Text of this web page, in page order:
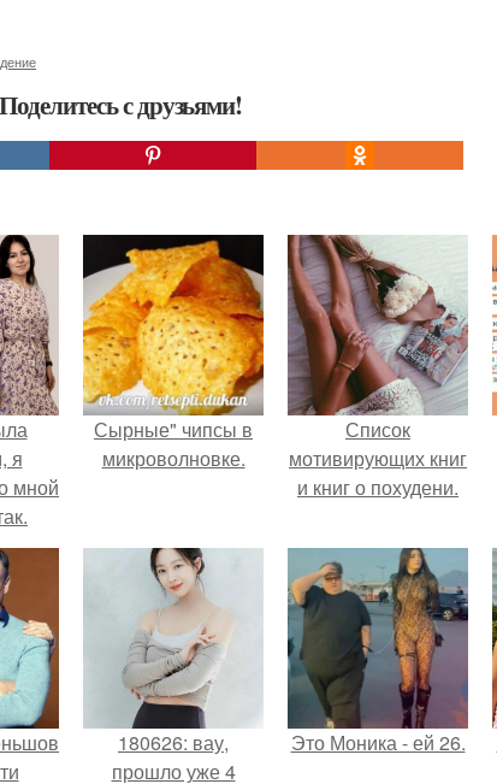
с друзьями!
я
мной
Сырные" чипсы в
микроволновке.
Список
мотивирующих книг
и книг о похудени.
180626: вау,
прошло уже 4
Это Моника - ей 26.